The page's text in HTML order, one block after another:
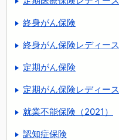
終身がん保険
終身がん保険レディース
定期がん保険
定期がん保険レディース
就業不能保険（2021）
認知症保険